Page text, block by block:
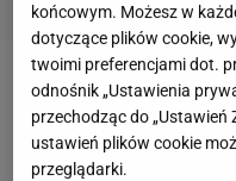
Zobacz wideoMaria
cisza i spokój, które
najcięższej pracy
końcowym. Możesz w
dotyczące plików cookie,
twoimi preferencjami dot.
odnośnik „Ustawienia
przechodząc do „Ustawień
ustawień plików cookie
przeglądarki.